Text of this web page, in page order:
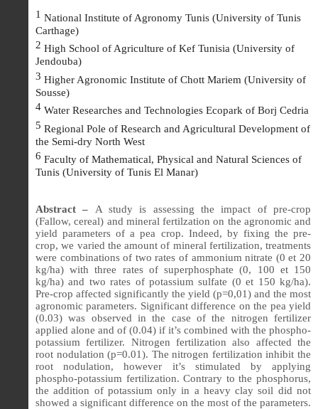
1 National Institute of Agronomy Tunis (University of Tunis
Carthage)
2 High School of Agriculture of Kef Tunisia (University of
Jendouba)
3 Higher Agronomic Institute of Chott Mariem (University of
Sousse)
4 Water Researches and Technologies Ecopark of Borj Cedria
5 Regional Pole of Research and Agricultural Development of
the Semi-dry North West
6 Faculty of Mathematical, Physical and Natural Sciences of
Tunis (University of Tunis El Manar)
Abstract – A study is assessing the impact of pre-crop
(Fallow, cereal) and mineral fertilzation on the agronomic and
yield parameters of a pea crop. Indeed, by fixing the pre-
crop, we varied the amount of mineral fertilization, treatments
were combinations of two rates of ammonium nitrate (0 et 20
kg/ha) with three rates of superphosphate (0, 100 et 150
kg/ha) and two rates of potassium sulfate (0 et 150 kg/ha).
Pre-crop affected significantly the yield (p=0,01) and the most
agronomic parameters. Significant difference on the pea yield
(0.03) was observed in the case of the nitrogen fertilizer
applied alone and of (0.04) if it’s combined with the phospho-
potassium fertilizer. Nitrogen fertilization also affected the
root nodulation (p=0.01). The nitrogen fertilization inhibit the
root nodulation, however it’s stimulated by applying
phospho-potassium fertilization. Contrary to the phosphorus,
the addition of potassium only in a heavy clay soil did not
showed a significant difference on the most of the parameters.